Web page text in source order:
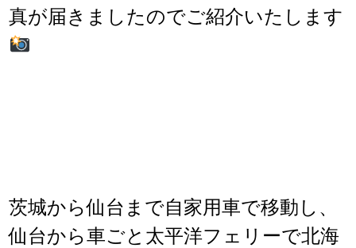
真が届きましたのでご紹介いたします
茨城から仙台まで自家用車で移動し、
仙台から車ごと太平洋フェリーで北海